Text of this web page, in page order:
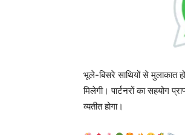
भूले-बिसरे साथियों से मुलाकात
मिलेगी। पार्टनरों का सहयोग
व्यतीत होगा।